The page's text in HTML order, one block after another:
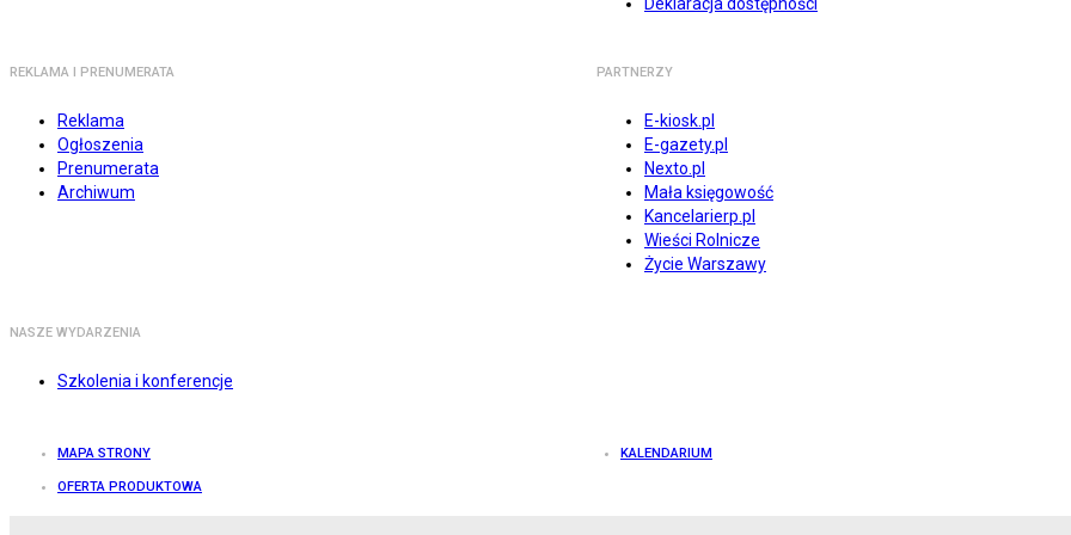
REKLAMA I PRENUMERATA
Reklama
Ogłoszenia
Prenumerata
Archiwum
PARTNERZY
E-kiosk.pl
E-gazety.pl
Nexto.pl
Mała księgowość
Kancelarierp.pl
Wieści Rolnicze
Życie Warszawy
NASZE WYDARZENIA
Szkolenia i konferencje
MAPA STRONY KALENDARIUM
OFERTA PRODUKTOWA